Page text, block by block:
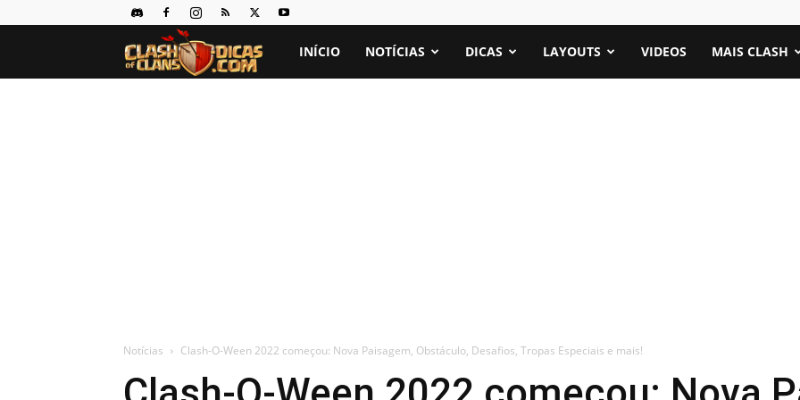
Clash
INÍCIO NOTÍCIAS DICAS LAYOUTS VIDEOS MAIS CLASH
Notícias Clash-O-Ween 2022 começou: Nova Paisagem, Obstáculo, Desafios, Tropas Especiais e mais!